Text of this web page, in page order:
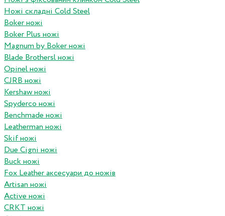
Ножі складні Cold Steel
Boker ножі
Boker Plus ножі
Magnum by Boker ножі
Blade Brothersl ножі
Opinel ножі
CJRB ножі
Kershaw ножі
Spyderco ножі
Benchmade ножі
Leatherman ножі
Skif ножі
Due Cigni ножі
Buck ножі
Fox Leather аксесуари до ножів
Artisan ножі
Active ножі
CRKT ножі